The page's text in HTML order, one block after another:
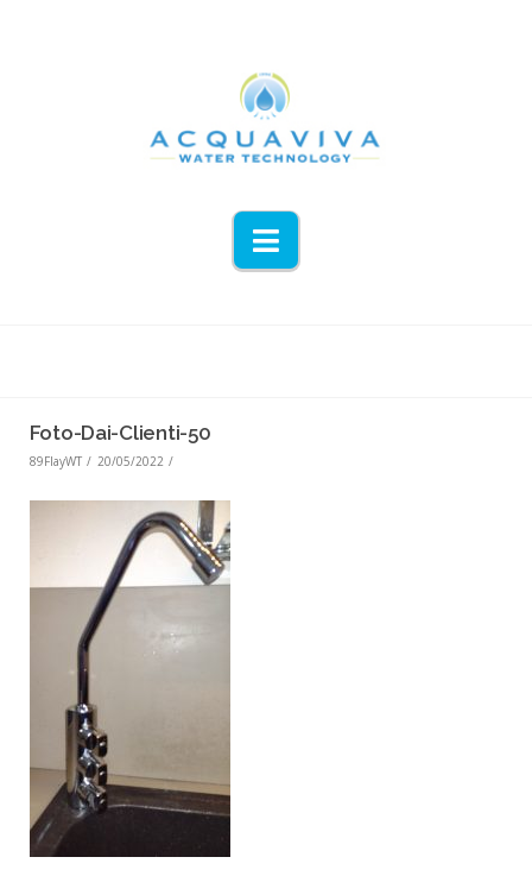
Navigation
Foto-Dai-Clienti-50
89FlayWT 20/05/2022